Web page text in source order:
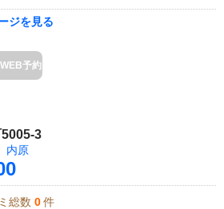
ジを見る
予約
3
内原
総数 0 件